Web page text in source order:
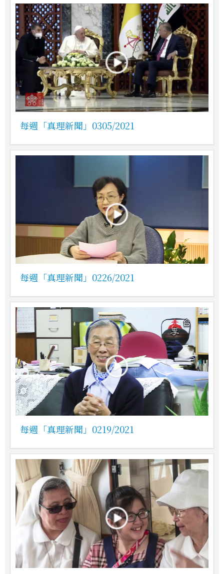
每週「真理新聞」0305/2021
每週「真理新聞」0226/2021
每週「真理新聞」0219/2021